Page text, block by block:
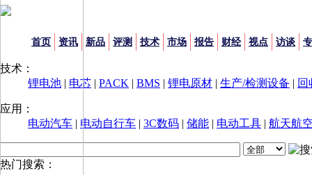
首页 资讯 新品 评测 技术 市场 报告 财经 视点 访谈
技术：
锂电池 | 电芯 | PACK | BMS | 锂电原材 | 生产/检测设备 | 回
应用：
电动汽车 | 电动自行车 | 3C数码 | 储能 | 电动工具 | 航天航
热门搜索：